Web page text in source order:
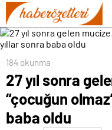
oldu
184 okunma
27 yıl sonra
“çocuğun
baba oldu